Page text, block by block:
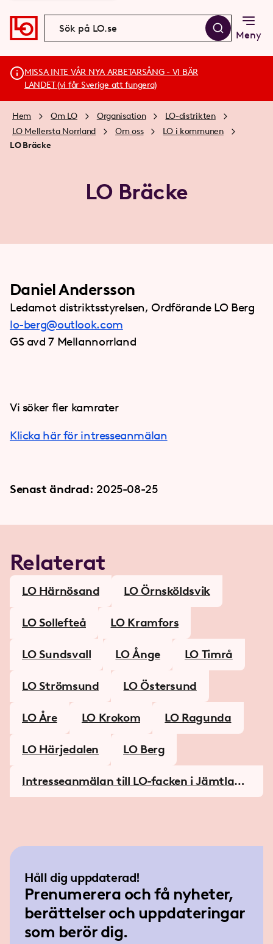
Meny
MISSA INTE VÅR NYA ARBETARSÅNG - VI BÄR
LANDET (vi får Sverige att fungera)
Hem Om LO Organisation
LO-distrikten
LO Mellersta Norrland
Om oss
LO i kommunen
LO Bräcke
LO Bräcke
Daniel Andersson
Ledamot distriktsstyrelsen, Ordförande LO Berg
lo-berg@outlook.com
GS avd 7 Mellannorrland
Vi söker fler kamrater
Klicka här för intresseanmälan
Senast ändrad: 2025-08-25
Relaterat
LO Härnösand LO Örnsköldsvik
LO Sollefteå LO Kramfors
LO Sundsvall LO Ånge LO Timrå
LO Strömsund LO Östersund
LO Åre LO Krokom LO Ragunda
LO Härjedalen LO Berg
Intresseanmälan till LO-facken i Jämtland
och Västernorrland
Håll dig uppdaterad!
Prenumerera och få nyheter,
berättelser och uppdateringar
som berör dig.